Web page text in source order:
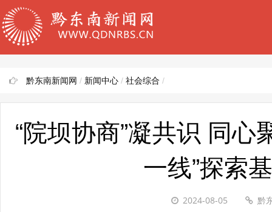
黔东南新闻网 / 新闻中心 / 社会综合 /
“院坝协商”凝共识 同
一线”探索
2024-08-05 黔